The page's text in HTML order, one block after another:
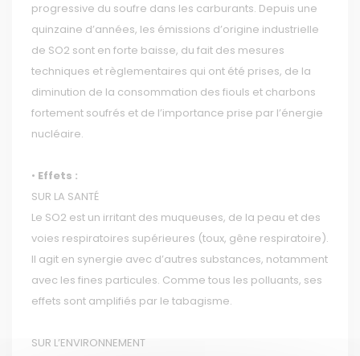
progressive du soufre dans les carburants. Depuis une
quinzaine d’années, les émissions d’origine industrielle
de SO2 sont en forte baisse, du fait des mesures
techniques et règlementaires qui ont été prises, de la
diminution de la consommation des fiouls et charbons
fortement soufrés et de l’importance prise par l’énergie
nucléaire.
• Effets :
SUR LA SANTÉ
Le SO2 est un irritant des muqueuses, de la peau et des
voies respiratoires supérieures (toux, gêne respiratoire).
Il agit en synergie avec d’autres substances, notamment
avec les fines particules. Comme tous les polluants, ses
effets sont amplifiés par le tabagisme.
SUR L’ENVIRONNEMENT